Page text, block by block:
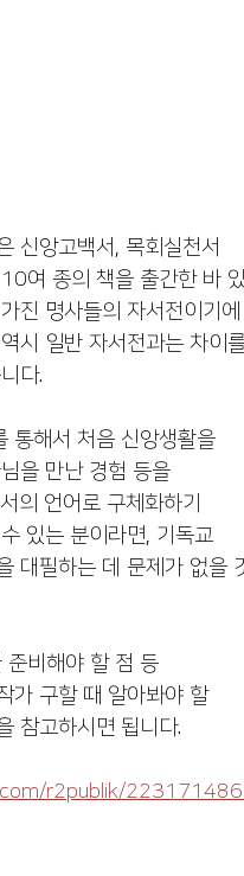
신앙고백서, 목회실천서
여 종의 책을 출간한 바
진 명사들의 자서전이기에
시 일반 자서전과는 차이
다.
통해서 처음 신앙생활을
을 만난 경험 등을
의 언어로 구체화하기
있는 분이라면, 기독교
대필하는 데 문제가 없을
준비해야 할 점 등
가 구할 때 알아봐야 할
참고하시면 됩니다.
r2publik/